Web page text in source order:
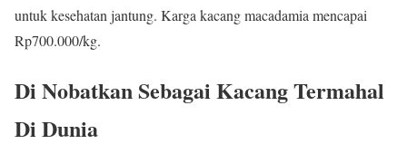
untuk kesehatan jantung. Karga kacang macadamia mencapai
Rp700.000/kg.
Di Nobatkan Sebagai Kacang Termahal
Di Dunia